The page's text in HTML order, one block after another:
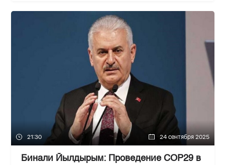
21:30 24 сентября 2025
Бинали Йылдырым: Проведение COP29 в